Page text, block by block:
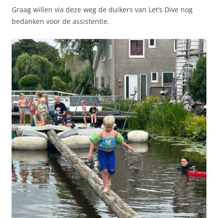
Graag willen via deze weg de duikers van Let’s Dive nog
bedanken voor de assistentie.